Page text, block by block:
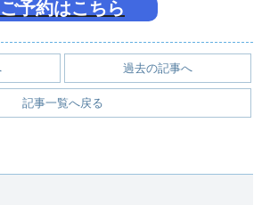
ご予約はこちら
記事一覧へ戻る
過去の記事へ